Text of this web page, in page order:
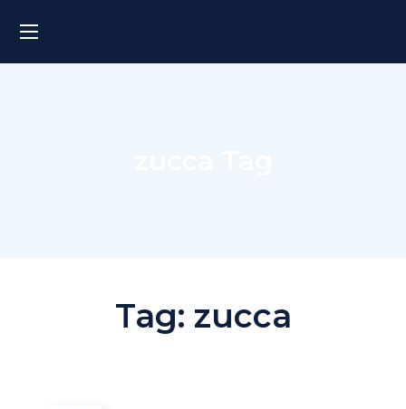
Tag: zucca